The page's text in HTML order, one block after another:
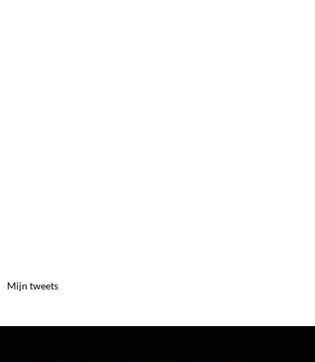
Mijn tweets